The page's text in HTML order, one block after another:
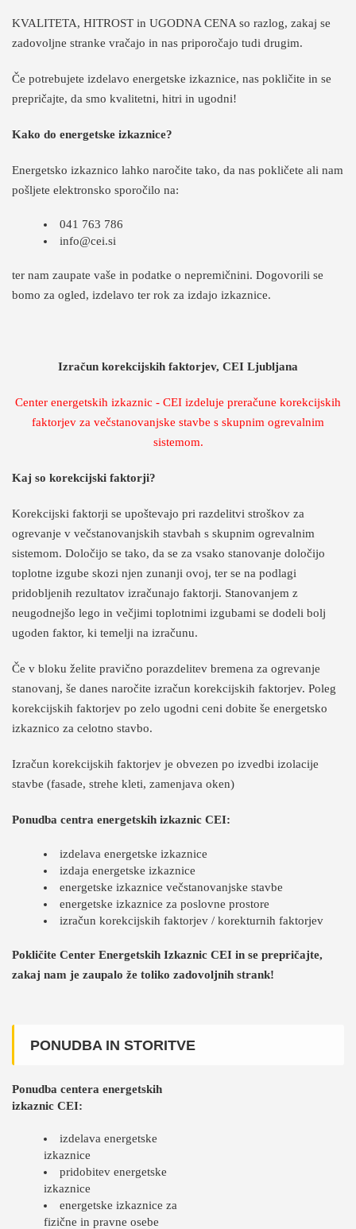
KVALITETA, HITROST in UGODNA CENA so razlog, zakaj se
zadovoljne stranke vračajo in nas priporočajo tudi drugim.
Če potrebujete izdelavo energetske izkaznice, nas pokličite in se
prepričajte, da smo kvalitetni, hitri in ugodni!
Kako do energetske izkaznice?
Energetsko izkaznico lahko naročite tako, da nas pokličete ali nam
pošljete elektronsko sporočilo na:
041 763 786
info@cei.si
ter nam zaupate vaše in podatke o nepremičnini. Dogovorili se
bomo za ogled, izdelavo ter rok za izdajo izkaznice.
Izračun korekcijskih faktorjev, CEI Ljubljana
Center energetskih izkaznic - CEI izdeluje preračune korekcijskih
faktorjev za večstanovanjske stavbe s skupnim ogrevalnim
sistemom.
Kaj so korekcijski faktorji?
Korekcijski faktorji se upoštevajo pri razdelitvi stroškov za
ogrevanje v večstanovanjskih stavbah s skupnim ogrevalnim
sistemom. Določijo se tako, da se za vsako stanovanje določijo
toplotne izgube skozi njen zunanji ovoj, ter se na podlagi
pridobljenih rezultatov izračunajo faktorji. Stanovanjem z
neugodnejšo lego in večjimi toplotnimi izgubami se dodeli bolj
ugoden faktor, ki temelji na izračunu.
Če v bloku želite pravično porazdelitev bremena za ogrevanje
stanovanj, še danes naročite izračun korekcijskih faktorjev. Poleg
korekcijskih faktorjev po zelo ugodni ceni dobite še energetsko
izkaznico za celotno stavbo.
Izračun korekcijskih faktorjev je obvezen po izvedbi izolacije
stavbe (fasade, strehe kleti, zamenjava oken)
Ponudba centra energetskih izkaznic CEI:
izdelava energetske izkaznice
izdaja energetske izkaznice
energetske izkaznice večstanovanjske stavbe
energetske izkaznice za poslovne prostore
izračun korekcijskih faktorjev / korekturnih faktorjev
Pokličite Center Energetskih Izkaznic CEI in se prepričajte,
zakaj nam je zaupalo že toliko zadovoljnih strank!
PONUDBA IN STORITVE
Ponudba centera energetskih
izkaznic CEI:
izdelava energetske
izkaznice
pridobitev energetske
izkaznice
energetske izkaznice za
fizične in pravne osebe